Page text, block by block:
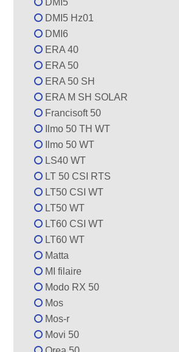
DMI5
DMI5 Hz01
DMI6
ERA 40
ERA 50
ERA 50 SH
ERA M SH SOLAR
Francisoft 50
Ilmo 50 TH WT
Ilmo 50 WT
LS40 WT
LT 50 CSI RTS
LT50 CSI WT
LT50 WT
LT60 CSI WT
LT60 WT
Matta
MI filaire
Modo RX 50
Mos
Mos-r
Movi 50